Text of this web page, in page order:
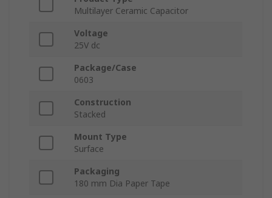
Multilayer Ceramic Capacitor
Voltage
25V dc
Package/Case
0603
Construction
Stacked
Mount Type
Surface
Packaging
180 mm Dia Paper Tape